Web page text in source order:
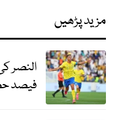
مزید پڑھیں
فیصد